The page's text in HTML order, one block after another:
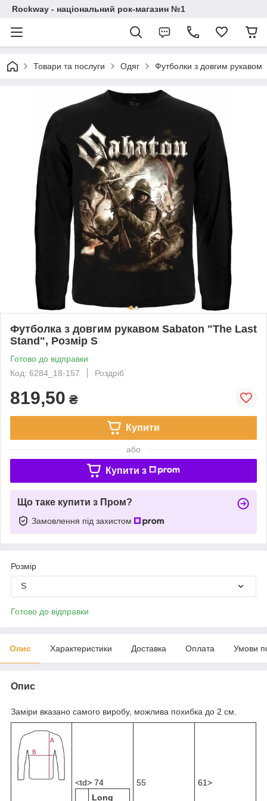
Rockway - національний рок-магазин №1
Товари та послуги Одяг Футболки з довгим рукавом
Футболка з довгим рукавом Sabaton "The Last
Stand", Розмір S
Готово до відправки
Код: 6284_18-157
Роздріб
819,50 ₴
Купити
або
Купити з
Що таке купити з Пром?
Замовлення під захистом
Розмір
S
Готово до відправки
Опис Характеристики Доставка Оплата Умови
Опис
Заміри вказано самого виробу, можлива похибка до 2 см.
<td> 74
Long
55 61>